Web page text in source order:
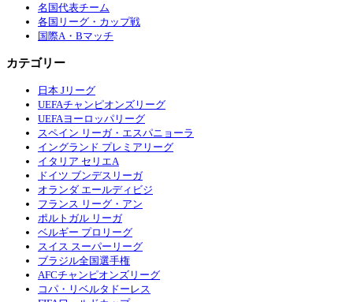
名国代表チーム
各国リーグ・カップ戦
国際A・Bマッチ
カテゴリー
日本 Jリーグ
UEFAチャンピオンズリーグ
UEFAヨーロッパリーグ
スペイン リーガ・エスパニョーラ
イングランド プレミアリーグ
イタリア セリエA
ドイツ ブンデスリーガ
オランダ エールディビジ
フランス リーグ・アン
ポルトガル リーガ
ベルギー プロリーグ
スイス スーパーリーグ
ブラジル全国選手権
AFCチャンピオンズリーグ
コパ・リベルタドーレス